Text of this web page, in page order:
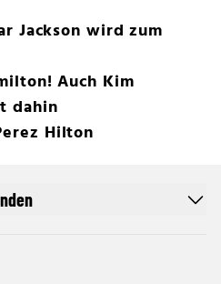
Jackson wird zum
Auch Kim
dahin
Hilton